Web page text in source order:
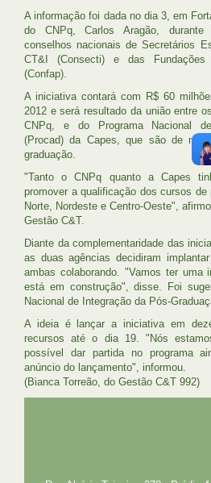
A informação foi dada no dia 3, em
do CNPq, Carlos Aragão,
conselhos nacionais de Secretários
CT&I (Consecti) e das
(Confap).
A iniciativa contará com R$ 60
2012 e será resultado da união entre
CNPq, e do Programa Nacional
(Procad) da Capes, que são de
graduação.
"Tanto o CNPq quanto a Capes
promover a qualificação dos cursos de
Norte, Nordeste e Centro-Oeste",
Gestão C&T.
Diante da complementaridade das
as duas agências decidiram
ambas colaborando. "Vamos ter uma
está em construção", disse. Foi
Nacional de Integração da Pós-
A ideia é lançar a iniciativa em
recursos até o dia 19. "Nós
possível dar partida no programa
anúncio do lançamento", informou.
(Bianca Torreão, do Gestão C&T 992)